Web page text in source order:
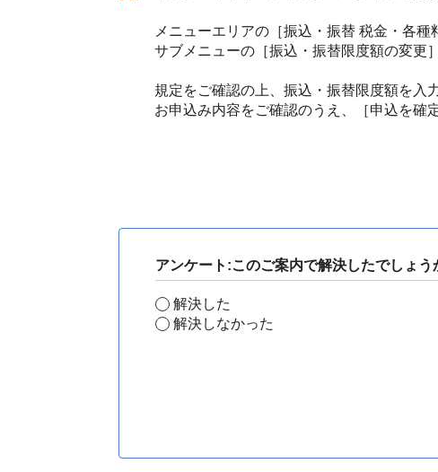
メニューエリアの［振込・振替 税金・各種
サブメニューの［振込・振替限度額の変更
規定をご確認の上、振込・振替限度額を入
お申込み内容をご確認のうえ、［申込を確
アンケート:このご案内で解決したでしょう
解決した
解決しなかった